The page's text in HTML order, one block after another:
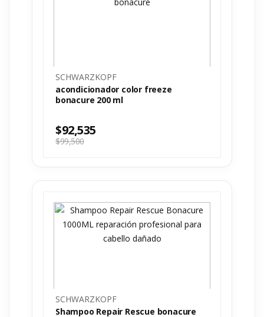
SCHWARZKOPF
acondicionador color freeze
bonacure 200 ml
$99,500
$92,535
SCHWARZKOPF
Shampoo Repair Rescue bonacure